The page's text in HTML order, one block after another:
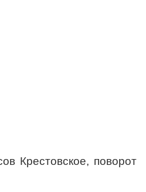
Крестовское, поворот